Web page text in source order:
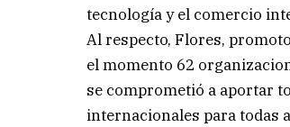
tecnología y el comercio
Al respecto, Flores,
el momento 62
se comprometió a aportar
internacionales para todas